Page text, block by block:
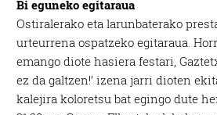
Bi eguneko egitaraua
Ostiralerako eta larunbaterako
urteurrena ospatzeko egitaraua.
emango diote hasiera festari,
ez da galtzen!’ izena jarri dioten
kalejira koloretsu bat egingo dute